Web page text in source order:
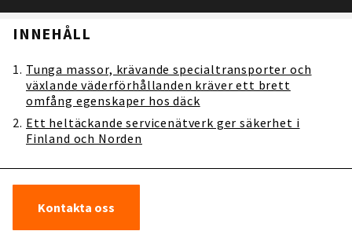
INNEHÅLL
Tunga massor, krävande specialtransporter och
växlande väderförhållanden kräver ett brett
omfång egenskaper hos däck
Ett heltäckande servicenätverk ger säkerhet i
Finland och Norden
Kontakta oss